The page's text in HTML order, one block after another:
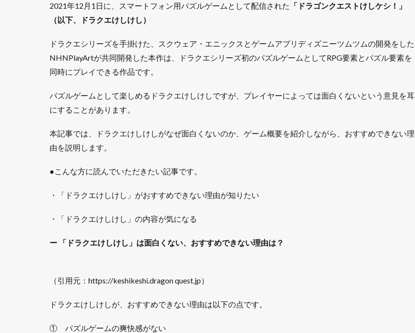
2021年12月1日に、スマートフォン用パズルゲームとして配信された 「ドラゴンクエストけしケシ！」
（以下、ドラクエけしけし）
ドラクエシリーズを手掛けた、スクウェア・エニックスとゲームアプリディズニーツムツムの開発をした
NHNPlayArtが共同開発した本作は、ドラクエシリーズ初のパズルゲームとしてRPG要素とパズル要素を
同時にプレイできる作品です。
パズルゲームとして楽しめるドラクエけしけしですが、プレイヤーによっては面白くないという意見を耳
にすることがあります。
本記事では、ドラクエけしけしがなぜ面白くないのか、ゲーム概要を紹介しながら、おすすめできない理
由を説明します。
●こんな方に読んでいただきたい記事です。
・「ドラクエけしけし」がおすすめできない理由が知りたい
・「ドラクエけしけし」の内容が気になる
ー 「ドラクエけしけし」は面白くない、おすすめできない理由は？
（引用元：https://keshikeshi.dragon quest.jp）
ドラクエけしけしが、おすすめできない理由は以下の点です。
① パズルゲームの爽快感がない